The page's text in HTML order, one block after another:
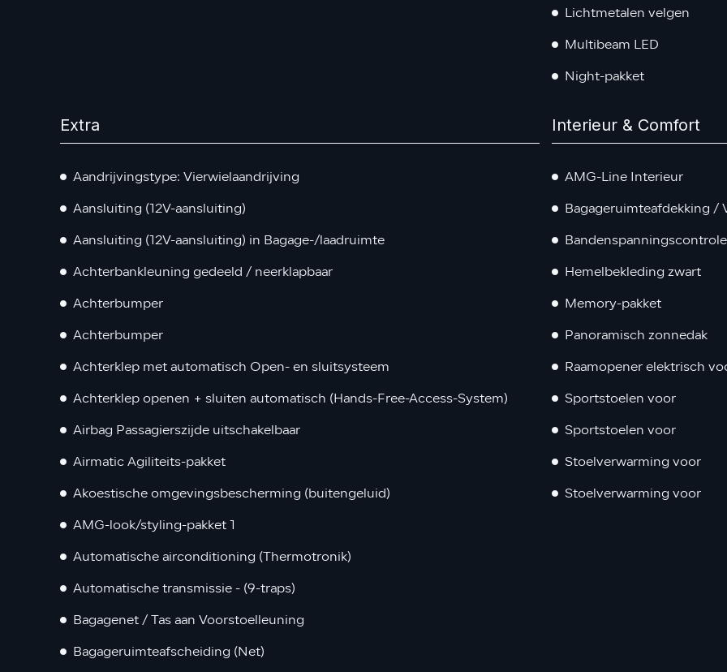
Lichtmetalen velgen
Multibeam LED
Night-pakket
Extra
Aandrijvingstype: Vierwielaandrijving
Aansluiting (12V-aansluiting)
Aansluiting (12V-aansluiting) in Bagage-/laadruimte
Achterbankleuning gedeeld / neerklapbaar
Achterbumper
Achterbumper
Achterklep met automatisch Open- en sluitsysteem
Achterklep openen + sluiten automatisch (Hands-Free-Access-System)
Airbag Passagierszijde uitschakelbaar
Airmatic Agiliteits-pakket
Akoestische omgevingsbescherming (buitengeluid)
AMG-look/styling-pakket 1
Automatische airconditioning (Thermotronik)
Automatische transmissie - (9-traps)
Bagagenet / Tas aan Voorstoelleuning
Bagageruimteafscheiding (Net)
Interieur & Comfort
AMG-Line Interieur
Bagageruimteafdekking /
Hemelbekleding zwart
Memory-pakket
Panoramisch zonnedak
Raamopener elektrisch
Sportstoelen voor
Sportstoelen voor
Stoelverwarming voor
Stoelverwarming voor